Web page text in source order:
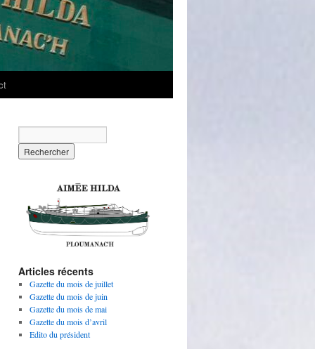
Articles récents
Gazette du mois de juillet
Gazette du mois de juin
Gazette du mois de mai
Gazette du mois d’avril
Edito du président